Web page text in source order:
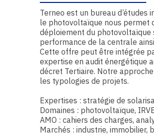
Terneo est un bureau
le photovoltaïque nous permet
déploiement du photovoltaïque
performance de la centrale
Cette offre peut être intégrée
expertise en audit énergétique
décret Tertiaire. Notre
les typologies de projets.
Expertises : stratégie de
Domaines : photovoltaïque,
AMO : cahiers des charges,
Marchés : industrie, immobilier,